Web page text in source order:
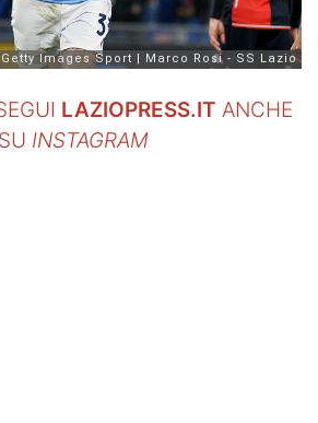
LAZIOPRESS.IT ANCHE
SU INSTAGRAM